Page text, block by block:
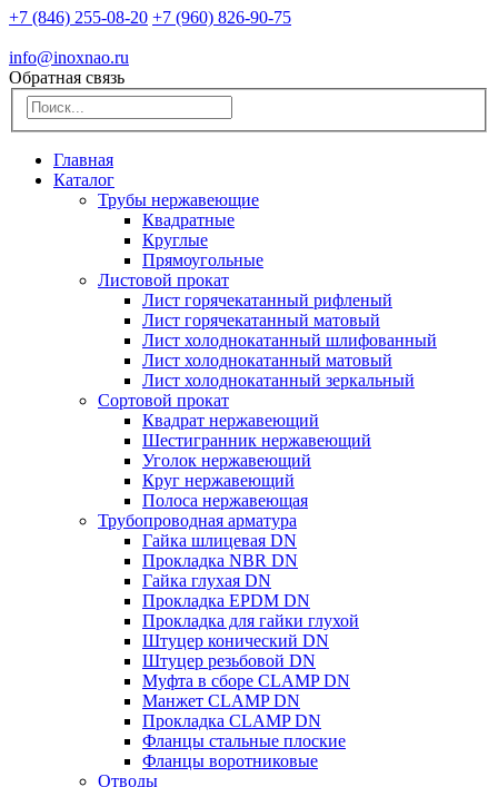
+7 (846) 255-08-20 +7 (960) 826-90-75
info@inoxnao.ru
Обратная связь
Главная
Каталог
Трубы нержавеющие
Квадратные
Круглые
Прямоугольные
Листовой прокат
Лист горячекатанный рифленый
Лист горячекатанный матовый
Лист холоднокатанный шлифованный
Лист холоднокатанный матовый
Лист холоднокатанный зеркальный
Сортовой прокат
Квадрат нержавеющий
Шестигранник нержавеющий
Уголок нержавеющий
Круг нержавеющий
Полоса нержавеющая
Трубопроводная арматура
Гайка шлицевая DN
Прокладка NBR DN
Гайка глухая DN
Прокладка EPDM DN
Прокладка для гайки глухой
Штуцер конический DN
Штуцер резьбовой DN
Муфта в сборе CLAMP DN
Манжет CLAMP DN
Прокладка CLAMP DN
Фланцы стальные плоские
Фланцы воротниковые
Отводы